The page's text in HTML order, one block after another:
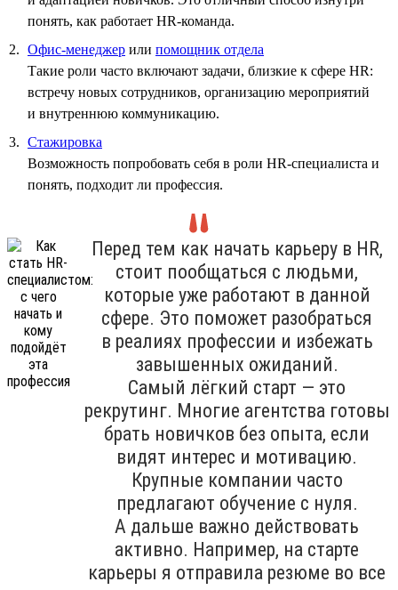
понять, как работает HR-команда.
Офис-менеджер или помощник отдела
Такие роли часто включают задачи, близкие к сфере HR:
встречу новых сотрудников, организацию мероприятий
и внутреннюю коммуникацию.
Стажировка
Возможность попробовать себя в роли HR-специалиста и
понять, подходит ли профессия.
Перед тем как начать карьеру в HR,
стоит пообщаться с людьми,
которые уже работают в данной
сфере. Это поможет разобраться
в реалиях профессии и избежать
завышенных ожиданий.
Самый лёгкий старт — это
рекрутинг. Многие агентства готовы
брать новичков без опыта, если
видят интерес и мотивацию.
Крупные компании часто
предлагают обучение с нуля.
А дальше важно действовать
активно. Например, на старте
карьеры я отправила резюме во все